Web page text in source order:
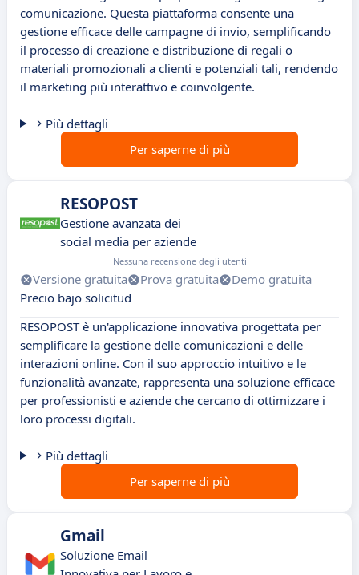
comunicazione. Questa piattaforma consente una
gestione efficace delle campagne di invio, semplificando
il processo di creazione e distribuzione di regali o
materiali promozionali a clienti e potenziali tali, rendendo
il marketing più interattivo e coinvolgente.
Più dettagli
Per saperne di più
RESOPOST
Gestione avanzata dei
social media per aziende
Nessuna recensione degli utenti
Versione gratuita Prova gratuita
Demo gratuita
Precio bajo solicitud
RESOPOST è un'applicazione innovativa progettata per
semplificare la gestione delle comunicazioni e delle
interazioni online. Con il suo approccio intuitivo e le
funzionalità avanzate, rappresenta una soluzione efficace
per professionisti e aziende che cercano di ottimizzare i
loro processi digitali.
Più dettagli
Per saperne di più
Gmail
Soluzione Email